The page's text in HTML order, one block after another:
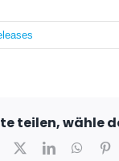
teilen, wähle
Facebook LinkedIn